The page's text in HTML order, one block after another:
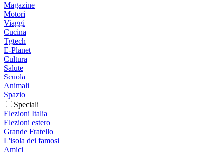
Magazine
Motori
Viaggi
Cucina
Tgtech
E-Planet
Cultura
Salute
Scuola
Animali
Spazio
Speciali
Elezioni Italia
Elezioni estero
Grande Fratello
L'isola dei famosi
Amici